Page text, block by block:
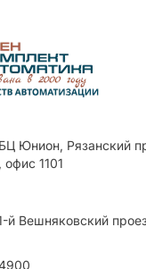
Юнион, Рязанский
1101
й Вешняковский